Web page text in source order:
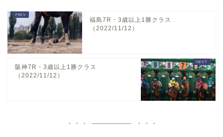
福島7R・3歳以上1勝クラス
（2022/11/12）
阪神7R・3歳以上1勝クラス
（2022/11/12）